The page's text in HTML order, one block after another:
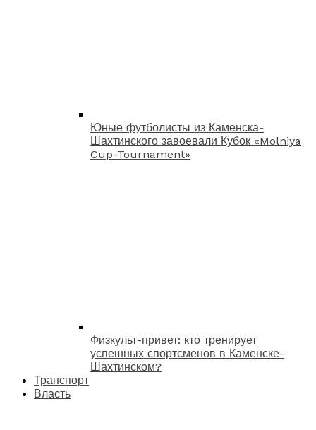
Юные футболисты из Каменска-
Шахтинского завоевали Кубок «Molniya
Cup-Tournament»
Физкульт-привет: кто тренирует
успешных спортсменов в Каменске-
Шахтинском?
Транспорт
Власть